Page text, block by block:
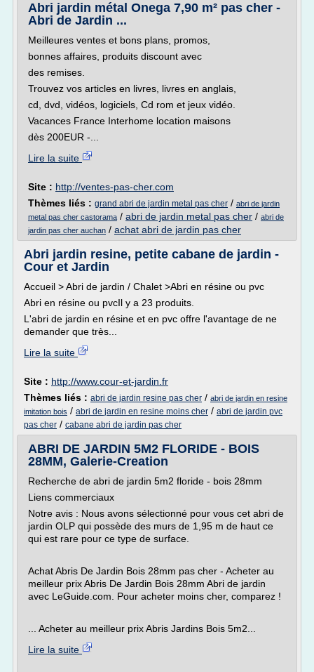
Abri jardin métal Onega 7,90 m² pas cher -
Abri de Jardin ...
Meilleures ventes et bons plans, promos,
bonnes affaires, produits discount avec
des remises.
Trouvez vos articles en livres, livres en anglais,
cd, dvd, vidéos, logiciels, Cd rom et jeux vidéo.
Vacances France Interhome location maisons
dès 200EUR -...
Lire la suite
Site : http://ventes-pas-cher.com
Thèmes liés : grand abri de jardin metal pas cher / abri de jardin
metal pas cher castorama / abri de jardin metal pas cher / abri de
jardin pas cher auchan / achat abri de jardin pas cher
Abri jardin resine, petite cabane de jardin -
Cour et Jardin
Accueil > Abri de jardin / Chalet >Abri en résine ou pvc
Abri en résine ou pvcIl y a 23 produits.
L'abri de jardin en résine et en pvc offre l'avantage de ne
demander que très...
Lire la suite
Site : http://www.cour-et-jardin.fr
Thèmes liés : abri de jardin resine pas cher / abri de jardin en resine
imitation bois / abri de jardin en resine moins cher / abri de jardin pvc
pas cher / cabane abri de jardin pas cher
ABRI DE JARDIN 5M2 FLORIDE - BOIS
28MM, Galerie-Creation
Recherche de abri de jardin 5m2 floride - bois 28mm
Liens commerciaux
Notre avis : Nous avons sélectionné pour vous cet abri de
jardin OLP qui possède des murs de 1,95 m de haut ce
qui est rare pour ce type de surface.
Achat Abris De Jardin Bois 28mm pas cher - Acheter au
meilleur prix Abris De Jardin Bois 28mm Abri de jardin
avec LeGuide.com. Pour acheter moins cher, comparez !
... Acheter au meilleur prix Abris Jardins Bois 5m2...
Lire la suite